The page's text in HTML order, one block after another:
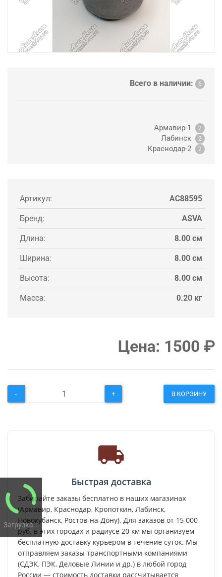
Загрузка...
Всего в наличии: 6
Армавир-1 2
Лабинск 2
Краснодар-2 2
Артикул: AC88595
Бренд: ASVA
Длина: 8.00 см
Ширина: 8.00 см
Высота: 8.00 см
Масса: 0.20 кг
Цена: 1500 ₽
- + В КОРЗИНУ
Быстрая доставка
Забирайте заказы бесплатно в наших магазинах
(Армавир, Краснодар, Кропоткин, Лабинск,
Новокубанск, Ростов-на-Дону). Для заказов от 15 000
руб. в этих городах и радиусе 20 км мы организуем
бесплатную доставку курьером в течение суток. Мы
отправляем заказы транспортными компаниями
(СДЭК, ПЭК, Деловые Линии и др.) в любой город
России — стоимость доставки рассчитывается